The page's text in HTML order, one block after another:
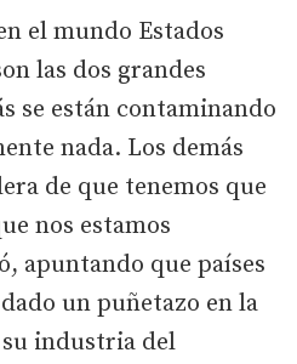
el mundo Estados
las dos grandes
se están contaminando
nada. Los demás
de que tenemos que
nos estamos
apuntando que países
un puñetazo en la
industria del